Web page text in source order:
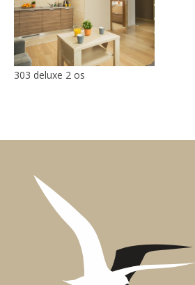
303 deluxe 2 os